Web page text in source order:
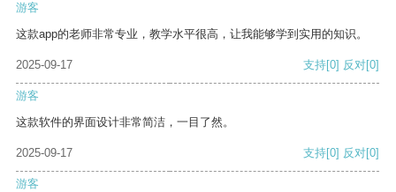
游客
这款app的老师非常专业，教学水平很高，让我能够学到实用的知识。
2025-09-17 支持[0] 反对[0]
游客
这款软件的界面设计非常简洁，一目了然。
2025-09-17 支持[0] 反对[0]
游客